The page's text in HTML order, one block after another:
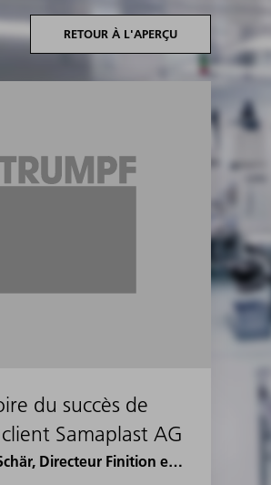
RETOUR À L'APERÇU
du succès de
Samaplast AG
Stefan Schär, Directeur Finition et logistique Samaplast AG